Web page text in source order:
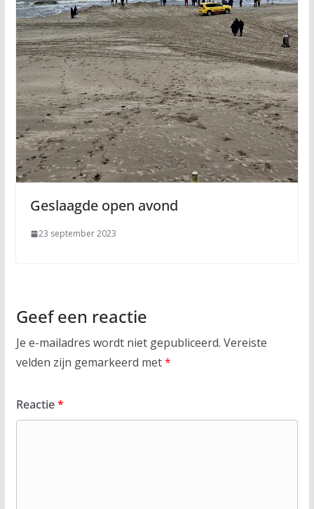
Geslaagde open avond
23 september 2023
Geef een reactie
Je e-mailadres wordt niet gepubliceerd. Vereiste
velden zijn gemarkeerd met*
Reactie*